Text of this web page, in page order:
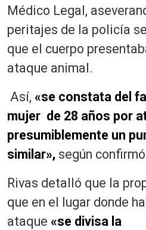
Médico Legal,
peritajes de la policía
que el cuerpo
ataque animal.
Así, «se constata del
mujer de 28 años por
presumiblemente un
similar», según
Rivas detalló que la
que en el lugar donde
ataque «se divisa la